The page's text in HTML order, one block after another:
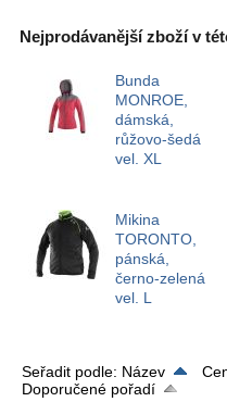
Nejprodávanější zboží v
Bunda
MONROE,
dámská,
růžovo-šedá
vel. XL
Mikina
TORONTO,
pánská,
černo-zelená
vel. L
Seřadit podle: Název
Doporučené pořadí